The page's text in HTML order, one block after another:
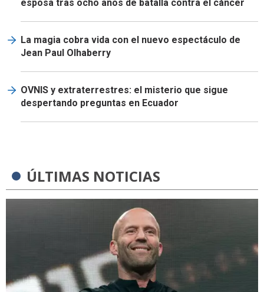
esposa tras ocho años de batalla contra el cáncer
La magia cobra vida con el nuevo espectáculo de
Jean Paul Olhaberry
OVNIS y extraterrestres: el misterio que sigue
despertando preguntas en Ecuador
ÚLTIMAS NOTICIAS